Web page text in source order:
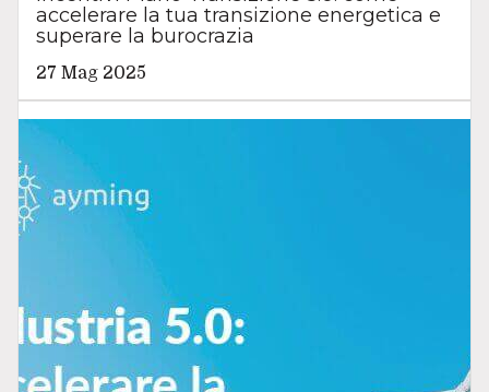
accelerare la tua transizione energetica e
superare la burocrazia
27 Mag 2025